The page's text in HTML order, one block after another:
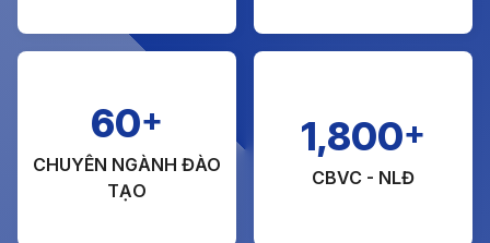
60+
CHUYÊN NGÀNH ĐÀO
TẠO
1,800+
CBVC - NLĐ